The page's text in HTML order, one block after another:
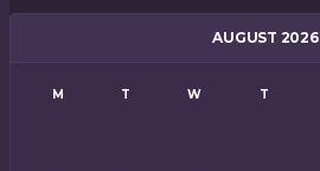
AUGUST 2026
M T W T